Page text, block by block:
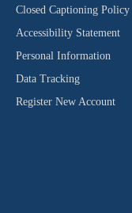
Closed Captioning Policy
Accessibility Statement
Personal Information
Data Tracking
Register New Account